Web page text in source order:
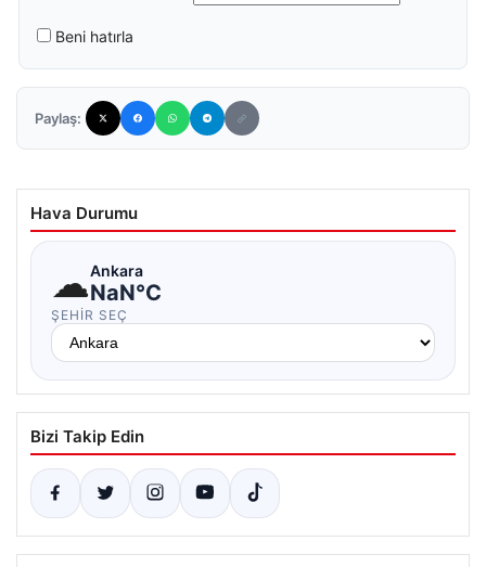
Beni hatırla
Paylaş:
Hava Durumu
☁Ankara
NaN°C
ŞEHIR SEÇ
Bizi Takip Edin